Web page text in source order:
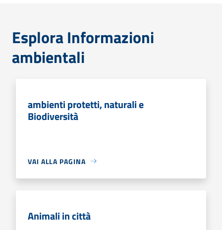
Esplora Informazioni
ambientali
ambienti protetti, naturali e
Biodiversità
VAI ALLA PAGINA
Animali in città